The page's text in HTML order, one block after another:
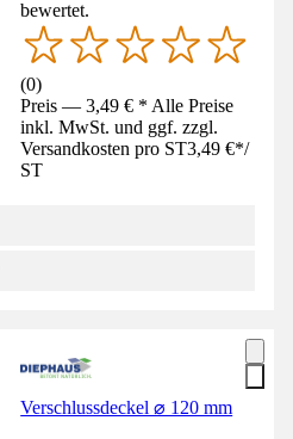
bewertet.
(0)
Preis — 3,49 € * Alle Preise
inkl. MwSt. und ggf. zzgl.
Versandkosten pro ST3,49 €*/
ST
Verschlussdeckel ⌀ 120 mm